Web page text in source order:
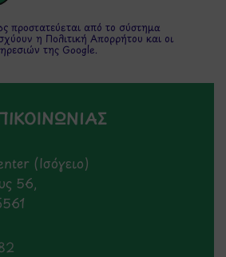
προστατεύεται από το σύστημα
η Πολιτική Απορρήτου και οι
της Google.
(Ισόγειο)
56,